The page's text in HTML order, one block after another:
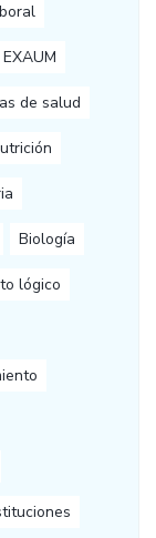
EXAUM
de salud
Biología
lógico